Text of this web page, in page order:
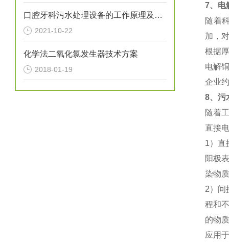
口腔牙科污水处理设备的工作原理及出故障时需采取的措施介绍
2021-10-22
化学法二氧化氯发生器技术方案
2018-01-19
7、电
随着
加，
根据
电解
企业
8、污
随着
直接
1）直
阳极
染物
2）间
程和
的物
应用